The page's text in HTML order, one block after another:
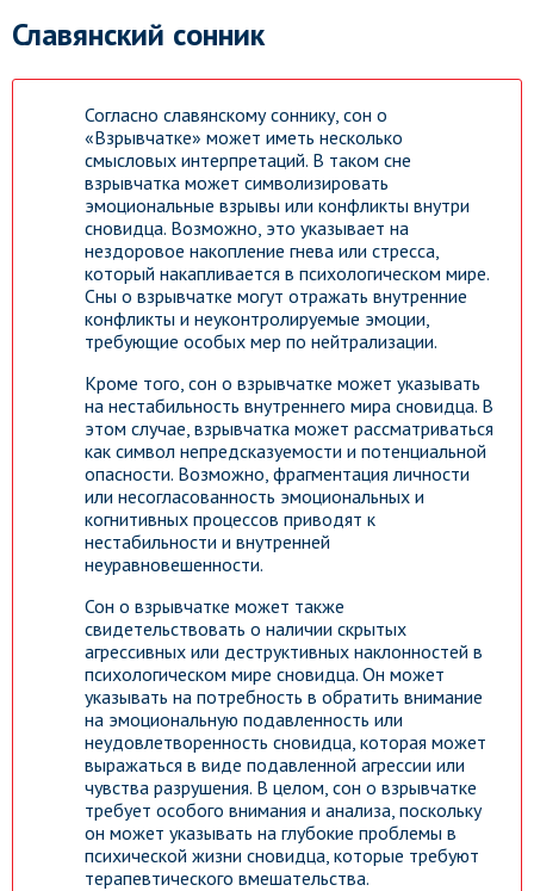
Славянский сонник
Согласно славянскому соннику, сон о
«Взрывчатке» может иметь несколько
смысловых интерпретаций. В таком сне
взрывчатка может символизировать
эмоциональные взрывы или конфликты внутри
сновидца. Возможно, это указывает на
нездоровое накопление гнева или стресса,
который накапливается в психологическом мире.
Сны о взрывчатке могут отражать внутренние
конфликты и неуконтролируемые эмоции,
требующие особых мер по нейтрализации.
Кроме того, сон о взрывчатке может указывать
на нестабильность внутреннего мира сновидца. В
этом случае, взрывчатка может рассматриваться
как символ непредсказуемости и потенциальной
опасности. Возможно, фрагментация личности
или несогласованность эмоциональных и
когнитивных процессов приводят к
нестабильности и внутренней
неуравновешенности.
Сон о взрывчатке может также
свидетельствовать о наличии скрытых
агрессивных или деструктивных наклонностей в
психологическом мире сновидца. Он может
указывать на потребность в обратить внимание
на эмоциональную подавленность или
неудовлетворенность сновидца, которая может
выражаться в виде подавленной агрессии или
чувства разрушения. В целом, сон о взрывчатке
требует особого внимания и анализа, поскольку
он может указывать на глубокие проблемы в
психической жизни сновидца, которые требуют
терапевтического вмешательства.